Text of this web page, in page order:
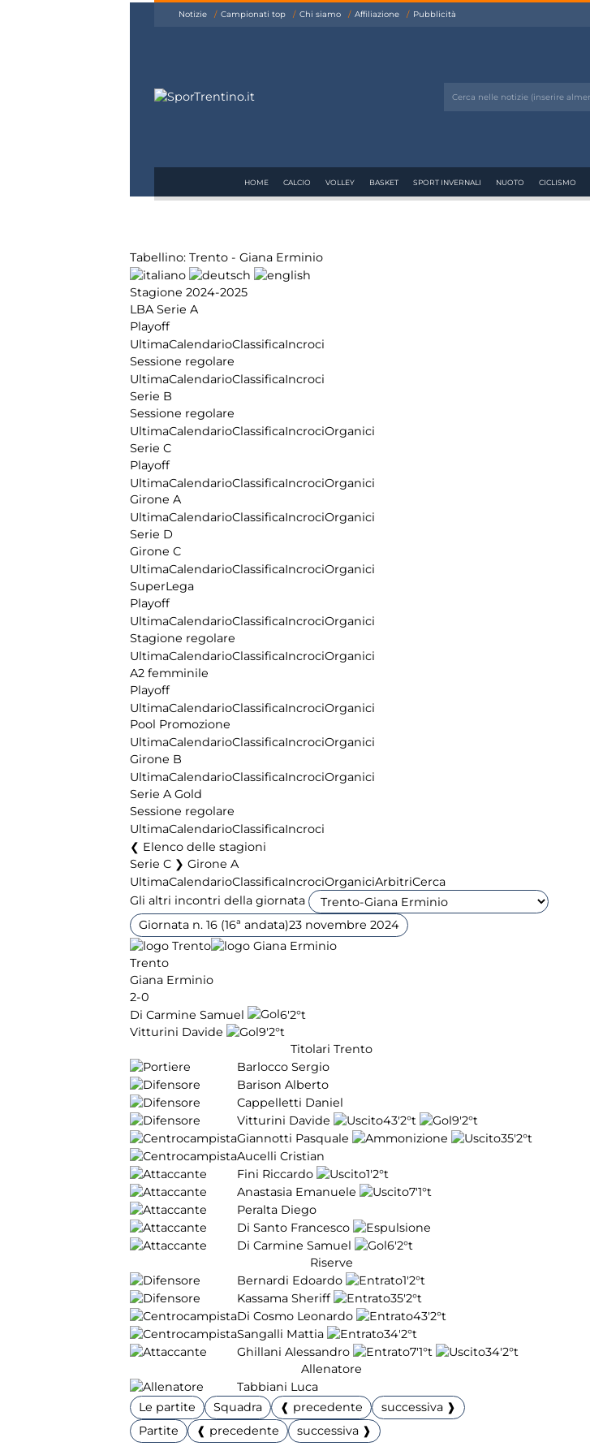
Notizie Campionati top Chi siamo Affiliazione Pubblicità
HOME CALCIO VOLLEY BASKET SPORT INVERNALI NUOTO CICLISMO
Tabellino: Trento - Giana Erminio
Stagione 2024-2025
LBA Serie A
Playoff
UltimaCalendarioClassificaIncroci
Sessione regolare
UltimaCalendarioClassificaIncroci
Serie B
Sessione regolare
UltimaCalendarioClassificaIncrociOrganici
Serie C
Playoff
UltimaCalendarioClassificaIncrociOrganici
Girone A
UltimaCalendarioClassificaIncrociOrganici
Serie D
Girone C
UltimaCalendarioClassificaIncrociOrganici
SuperLega
Playoff
UltimaCalendarioClassificaIncrociOrganici
Stagione regolare
UltimaCalendarioClassificaIncrociOrganici
A2 femminile
Playoff
UltimaCalendarioClassificaIncrociOrganici
Pool Promozione
UltimaCalendarioClassificaIncrociOrganici
Girone B
UltimaCalendarioClassificaIncrociOrganici
Serie A Gold
Sessione regolare
UltimaCalendarioClassificaIncroci
Elenco delle stagioni
Serie C ❯ Girone A
UltimaCalendarioClassificaIncrociOrganiciArbitriCerca
Gli altri incontri della giornata
Giornata n. 16 (16ª andata)23 novembre 2024
Trento
Giana Erminio
2-0
Di Carmine Samuel
6'2°t
Vitturini Davide
9'2°t
Titolari Trento
Barlocco Sergio
Barison Alberto
Cappelletti Daniel
Vitturini Davide
43'2°t 9'2°t
Giannotti Pasquale
35'2°t
Aucelli Cristian
Fini Riccardo
1'2°t
Anastasia Emanuele
7'1°t
Peralta Diego
Di Santo Francesco
Di Carmine Samuel
6'2°t
Riserve
Bernardi Edoardo
1'2°t
Kassama Sheriff
35'2°t
Di Cosmo Leonardo
43'2°t
Sangalli Mattia
34'2°t
Ghillani Alessandro
7'1°t 34'2°t
Allenatore
Tabbiani Luca
Le partite
Squadra ❰ precedente
successiva ❱
Partite
❰ precedente successiva ❱